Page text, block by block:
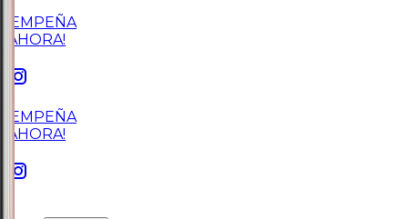
¡EMPEÑA
AHORA!
¡EMPEÑA
AHORA!